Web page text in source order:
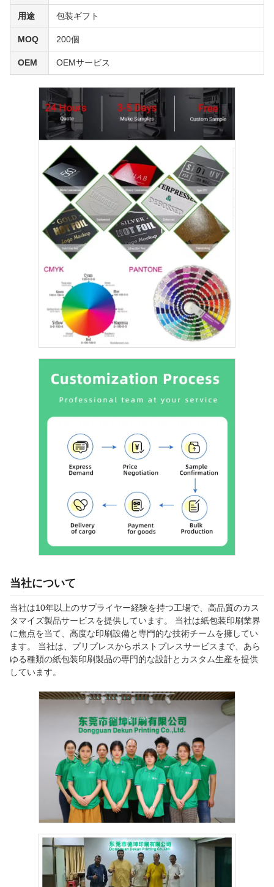
用途 包装ギフト
MOQ 200個
OEM OEMサービス
当社について
当社は10年以上のサプライヤー経験を持つ工場で、高品質のカス
タマイズ製品サービスを提供しています。 当社は紙包装印刷業界
に焦点を当て、高度な印刷設備と専門的な技術チームを擁してい
ます。 当社は、プリプレスからポストプレスサービスまで、あら
ゆる種類の紙包装印刷製品の専門的な設計とカスタム生産を提供
しています。